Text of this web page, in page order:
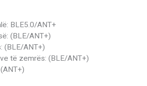
BLE5.0/ANT+
(BLE/ANT+)
(BLE/ANT+)
të zemrës: (BLE/ANT+)